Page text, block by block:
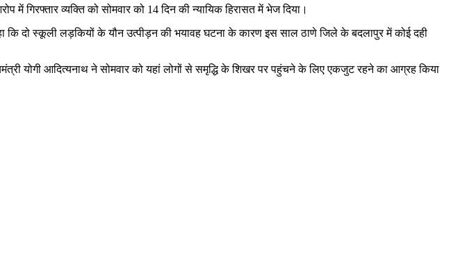
व्यक्ति को सोमवार को 14 दिन की न्यायिक हिरासत में भेज दिया।
दो स्कूली लड़कियों के यौन उत्पीड़न की भयावह घटना के कारण इस साल ठाणे जिले के बदलापुर में कोई दही
योगी आदित्यनाथ ने सोमवार को यहां लोगों से समृद्धि के शिखर पर पहुंचने के लिए एकजुट रहने का आग्रह किया